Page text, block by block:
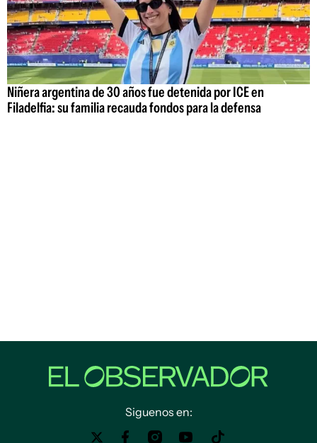
Niñera argentina de 30 años fue detenida por ICE en
Filadelfia: su familia recauda fondos para la defensa
Siguenos en: